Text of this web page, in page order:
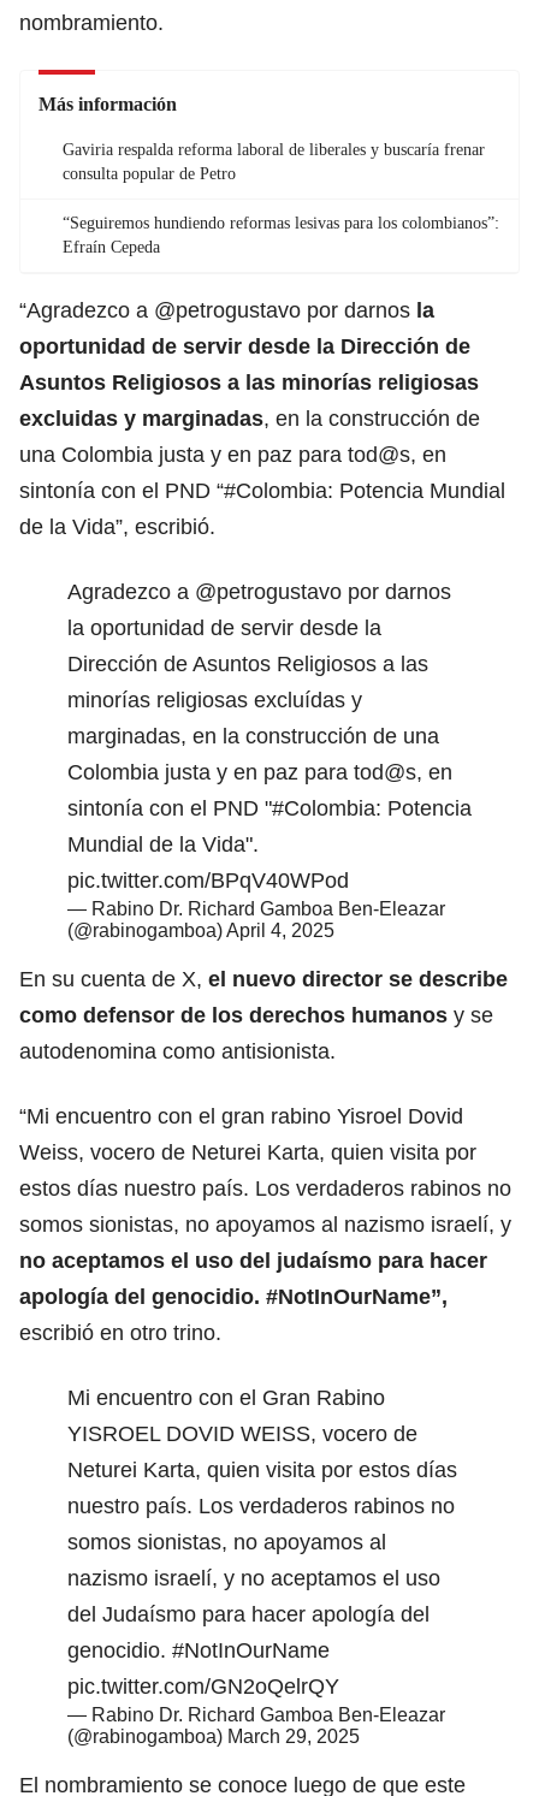
nombramiento.
Más información
Gaviria respalda reforma laboral de liberales y buscaría frenar
consulta popular de Petro
“Seguiremos hundiendo reformas lesivas para los colombianos”:
Efraín Cepeda
“Agradezco a @petrogustavo por darnos la
oportunidad de servir desde la Dirección de
Asuntos Religiosos a las minorías religiosas
excluidas y marginadas, en la construcción de
una Colombia justa y en paz para tod@s, en
sintonía con el PND “#Colombia: Potencia Mundial
de la Vida”, escribió.
Agradezco a @petrogustavo por darnos
la oportunidad de servir desde la
Dirección de Asuntos Religiosos a las
minorías religiosas excluídas y
marginadas, en la construcción de una
Colombia justa y en paz para tod@s, en
sintonía con el PND "#Colombia: Potencia
Mundial de la Vida".
pic.twitter.com/BPqV40WPod
— Rabino Dr. Richard Gamboa Ben-Eleazar
(@rabinogamboa)April 4, 2025
En su cuenta de X, el nuevo director se describe
como defensor de los derechos humanos y se
autodenomina como antisionista.
“Mi encuentro con el gran rabino Yisroel Dovid
Weiss, vocero de Neturei Karta, quien visita por
estos días nuestro país. Los verdaderos rabinos no
somos sionistas, no apoyamos al nazismo israelí, y
no aceptamos el uso del judaísmo para hacer
apología del genocidio. #NotInOurName”,
escribió en otro trino.
Mi encuentro con el Gran Rabino
YISROEL DOVID WEISS, vocero de
Neturei Karta, quien visita por estos días
nuestro país. Los verdaderos rabinos no
somos sionistas, no apoyamos al
nazismo israelí, y no aceptamos el uso
del Judaísmo para hacer apología del
genocidio. #NotInOurName
pic.twitter.com/GN2oQelrQY
— Rabino Dr. Richard Gamboa Ben-Eleazar
(@rabinogamboa) March 29, 2025
El nombramiento se conoce luego de que este